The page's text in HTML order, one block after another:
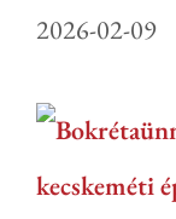
2026-02-09